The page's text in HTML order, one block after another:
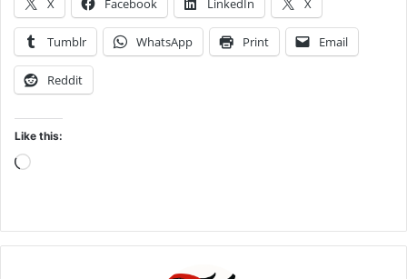
X Facebook LinkedIn X
Tumblr WhatsApp Print Email
Reddit
Like this:
Loading…